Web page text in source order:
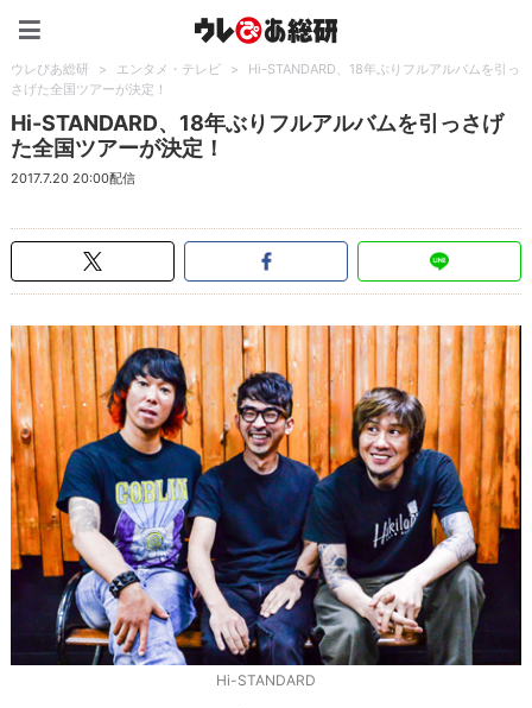
ウレぴあ総研 > エンタメ・テレビ >
Hi-STANDARD、18年ぶりフルアルバムを引っ
さげた全国ツアーが決定！
Hi-STANDARD、18年ぶりフルアルバムを引っさげ
た全国ツアーが決定！
2017.7.20 20:00配信
Hi-STANDARD